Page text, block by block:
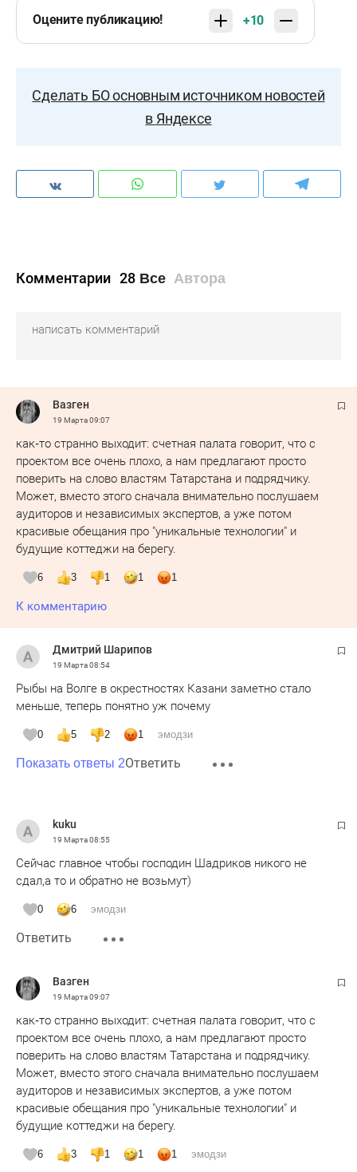
Оцените публикацию! +10
Сделать БО основным источником новостей
в Яндексе
Комментарии 28 Все Автора
Вазген
19 Марта09:07
как‑то странно выходит: счетная палата говорит, что с
проектом все очень плохо, а нам предлагают просто
поверить на слово властям Татарстана и подрядчику.
Может, вместо этого сначала внимательно послушаем
аудиторов и независимых экспертов, а уже потом
красивые обещания про "уникальные технологии" и
будущие коттеджи на берегу.
6 3 1 1 1
К комментарию
Дмитрий Шарипов
19 Марта08:54
Рыбы на Волге в окрестностях Казани заметно стало
меньше, теперь понятно уж почему
0 5 2 1 эмодзи
Показать ответы 2Ответить
kuku
19 Марта08:55
Сейчас главное чтобы господин Шадриков никого не
сдал,а то и обратно не возьмут)
0 6 эмодзи
Ответить
Вазген
19 Марта09:07
как‑то странно выходит: счетная палата говорит, что с
проектом все очень плохо, а нам предлагают просто
поверить на слово властям Татарстана и подрядчику.
Может, вместо этого сначала внимательно послушаем
аудиторов и независимых экспертов, а уже потом
красивые обещания про "уникальные технологии" и
будущие коттеджи на берегу.
6 3 1 1 1 эмодзи